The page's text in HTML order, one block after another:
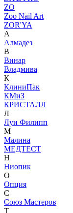
ZO
Zoo Nail Art
ZOR'YA
А
Алмадез
В
Винар
Владмива
К
КлиниПак
КМиЗ
КРИСТАЛЛ
Л
Луи Филипп
М
Малина
МЕДТЕСТ
Н
Ниопик
О
Опция
С
Союз Мастеров
Т